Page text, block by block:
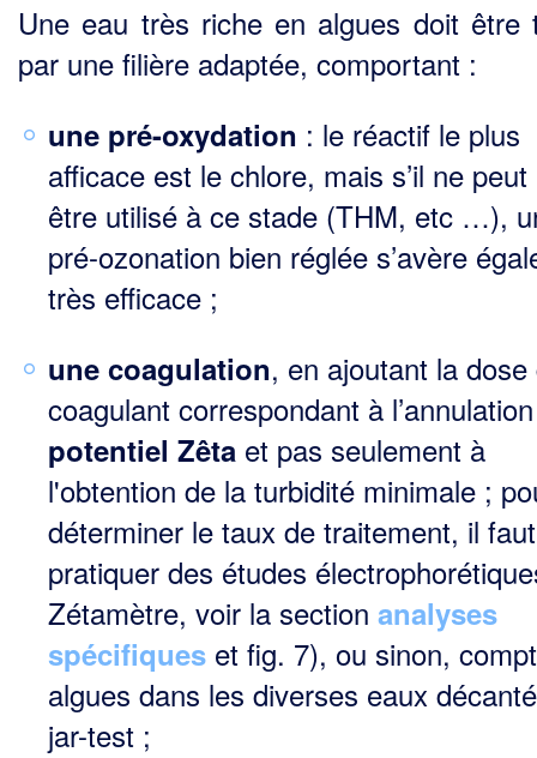
Une eau très riche en algues doit être
par une filière adaptée, comportant :
une pré-oxydation : le réactif le plus
afficace est le chlore, mais s’il ne
être utilisé à ce stade (THM, etc …),
pré-ozonation bien réglée s’avère
très efficace ;
une coagulation, en ajoutant la dose
coagulant correspondant à
potentiel Zêta et pas seulement à
l'obtention de la turbidité minimale ;
déterminer le taux de traitement, il
pratiquer des études
Zétamètre, voir la section analyses
spécifiques et fig. 7), ou sinon,
algues dans les diverses eaux
jar-test ;